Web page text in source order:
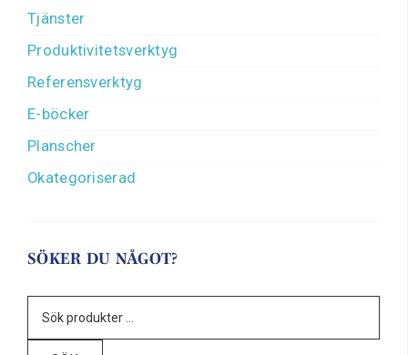
Tjänster
Produktivitetsverktyg
Referensverktyg
E-böcker
Planscher
Okategoriserad
SÖKER DU NÅGOT?